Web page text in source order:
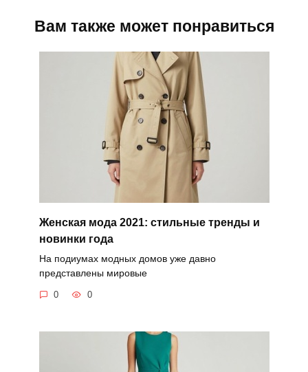
Вам также может понравиться
Женская мода 2021: стильные тренды и
новинки года
На подиумах модных домов уже давно
представлены мировые
0 0